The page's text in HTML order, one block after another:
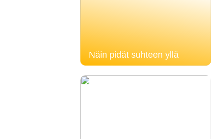
Näin pidät suhteen yllä